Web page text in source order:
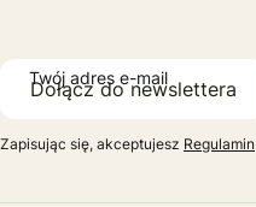
Twój adres e-mail
Dołącz do newslettera
Zapisując się, akceptujesz Regulamin